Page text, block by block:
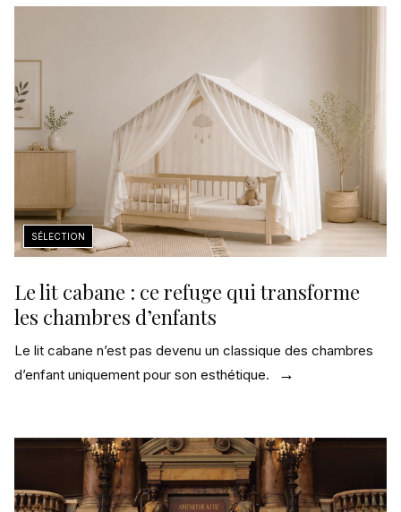
Le lit cabane : ce refuge qui transforme
les chambres d’enfants
Le lit cabane n’est pas devenu un classique des chambres
d’enfant uniquement pour son esthétique.